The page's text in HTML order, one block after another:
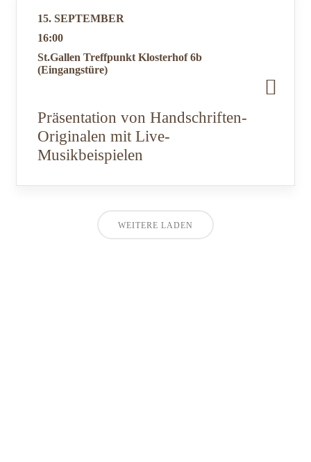
15. SEPTEMBER
16:00
St.Gallen Treffpunkt Klosterhof 6b
(Eingangstüre)
Präsentation von Handschriften-
Originalen mit Live-
Musikbeispielen
WEITERE LADEN